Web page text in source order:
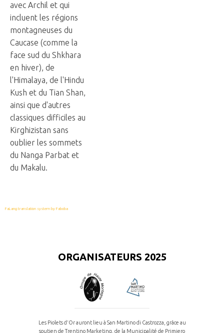
avec Archil et qui
incluent les régions
montagneuses du
Caucase (comme la
face sud du Shkhara
en hiver), de
l'Himalaya, de l'Hindu
Kush et du Tian Shan,
ainsi que d'autres
classiques difficiles au
Kirghizistan sans
oublier les sommets
du Nanga Parbat et
du Makalu.
FaLang translation system by Faboba
ORGANISATEURS 2025
Les Piolets d’Or auront lieu à San Martino di Castrozza, grâce au
soutien de Trentino Marketing, de la Municipalité de Primiero